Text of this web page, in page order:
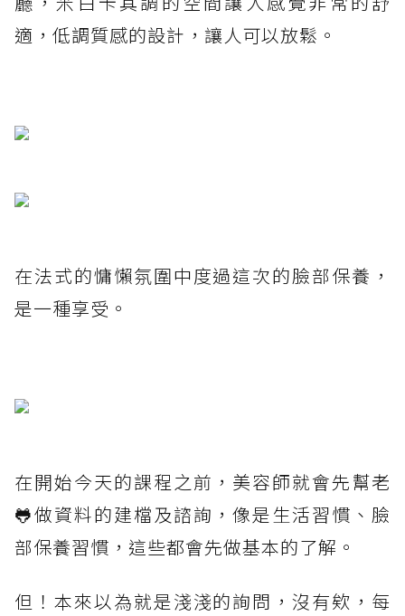
適，低調質感的設計，讓人可以放鬆。
在法式的慵懶氛圍中度過這次的臉部保養，
是一種享受。
在開始今天的課程之前，美容師就會先幫老
🐸做資料的建檔及諮詢，像是生活習慣、臉
部保養習慣，這些都會先做基本的了解。
但！本來以為就是淺淺的詢問，沒有欸，每